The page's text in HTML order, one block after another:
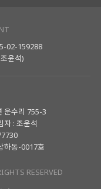
02-159288
윤석)
운수리 755-3
: 조윤석
하동-0017호
RESERVED